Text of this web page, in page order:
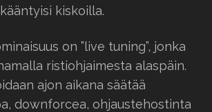
kiskoilla.
on ”live tuning”, jonka
ristiohjaimesta alaspäin.
ajon aikana säätää
downforcea, ohjaustehostinta